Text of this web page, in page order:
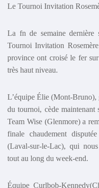
Le Tournoi Invitation
La fn de semaine dernière
Tournoi Invitation
province ont croisé le fer
très haut niveau.
L’équipe Élie (Mont-Bruno),
du tournoi, cède maintenant
Team Wise (Glenmore) a
finale chaudement
(Laval-sur-le-Lac), qui
tout au long du week-end.
Équipe Curlbob-